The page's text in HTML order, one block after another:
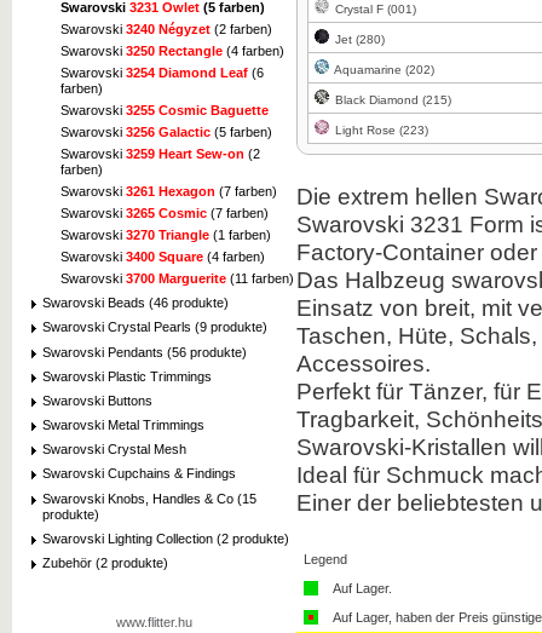
Swarovski 3231 Owlet (5 farben)
Swarovski 3240 Négyzet (2 farben)
Swarovski 3250 Rectangle (4 farben)
Swarovski 3254 Diamond Leaf (6
farben)
Swarovski 3255 Cosmic Baguette
Swarovski 3256 Galactic (5 farben)
Swarovski 3259 Heart Sew-on (2
farben)
Swarovski 3261 Hexagon (7 farben)
Swarovski 3265 Cosmic (7 farben)
Swarovski 3270 Triangle (1 farben)
Swarovski 3400 Square (4 farben)
Swarovski 3700 Marguerite (11 farben)
Swarovski Beads (46 produkte)
Swarovski Crystal Pearls (9 produkte)
Swarovski Pendants (56 produkte)
Swarovski Plastic Trimmings
Swarovski Buttons
Swarovski Metal Trimmings
Swarovski Crystal Mesh
Swarovski Cupchains & Findings
Swarovski Knobs, Handles & Co (15
produkte)
Swarovski Lighting Collection (2 produkte)
Zubehör (2 produkte)
www.flitter.hu
Crystal F (001)
Jet (280)
Aquamarine (202)
Black Diamond (215)
Light Rose (223)
Die extrem hellen
Swarovski 3231 Form
Factory-Container
Das Halbzeug
Einsatz von breit, mit
Taschen, Hüte,
Accessoires.
Perfekt für Tänzer, für
Tragbarkeit,
Swarovski-Kristallen
Ideal für Schmuck
Einer der beliebtesten
Legend
Auf Lager.
Auf Lager, haben der Preis